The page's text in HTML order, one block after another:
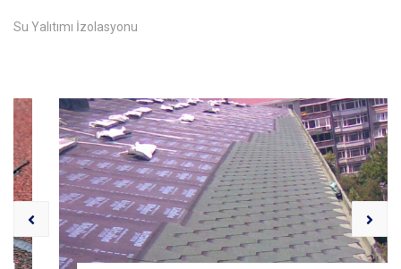
Su Yalıtımı İzolasyonu